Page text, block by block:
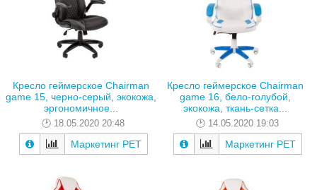
Кресло геймерское Chairman
game 15, черно-серый, экокожа,
эргономичное...
18.05.2020 20:48
Маркетинг РЕТ
Кресло геймерское Chairman
game 16, бело-голубой,
экокожа, ткань-сетка...
14.05.2020 19:03
Маркетинг РЕТ